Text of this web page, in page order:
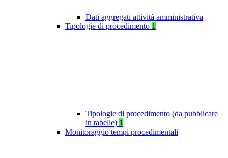
Dati aggregati attività amministrativa
Tipologie di procedimento 1
Tipologie di procedimento (da pubblicare
in tabelle) 1
Monitoraggio tempi procedimentali